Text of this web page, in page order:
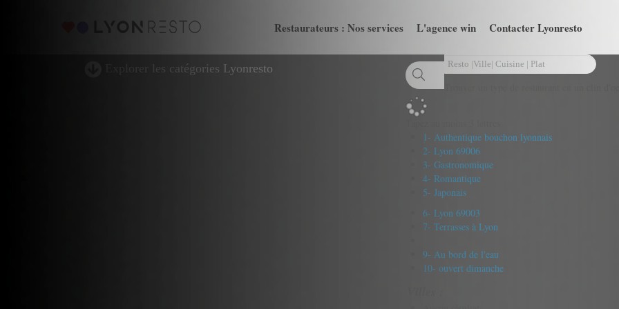
Restaurateurs : Nos services L'agence win Contacter Lyonresto
Explorer les catégories Lyonresto
1- Authentique bouchon lyonnais
2- Lyon 69006
3- Gastronomique
4- Romantique
5- Japonais
6- Lyon 69003
7- Terrasses à Lyon
9- Au bord de l'eau
10- ouvert dimanche